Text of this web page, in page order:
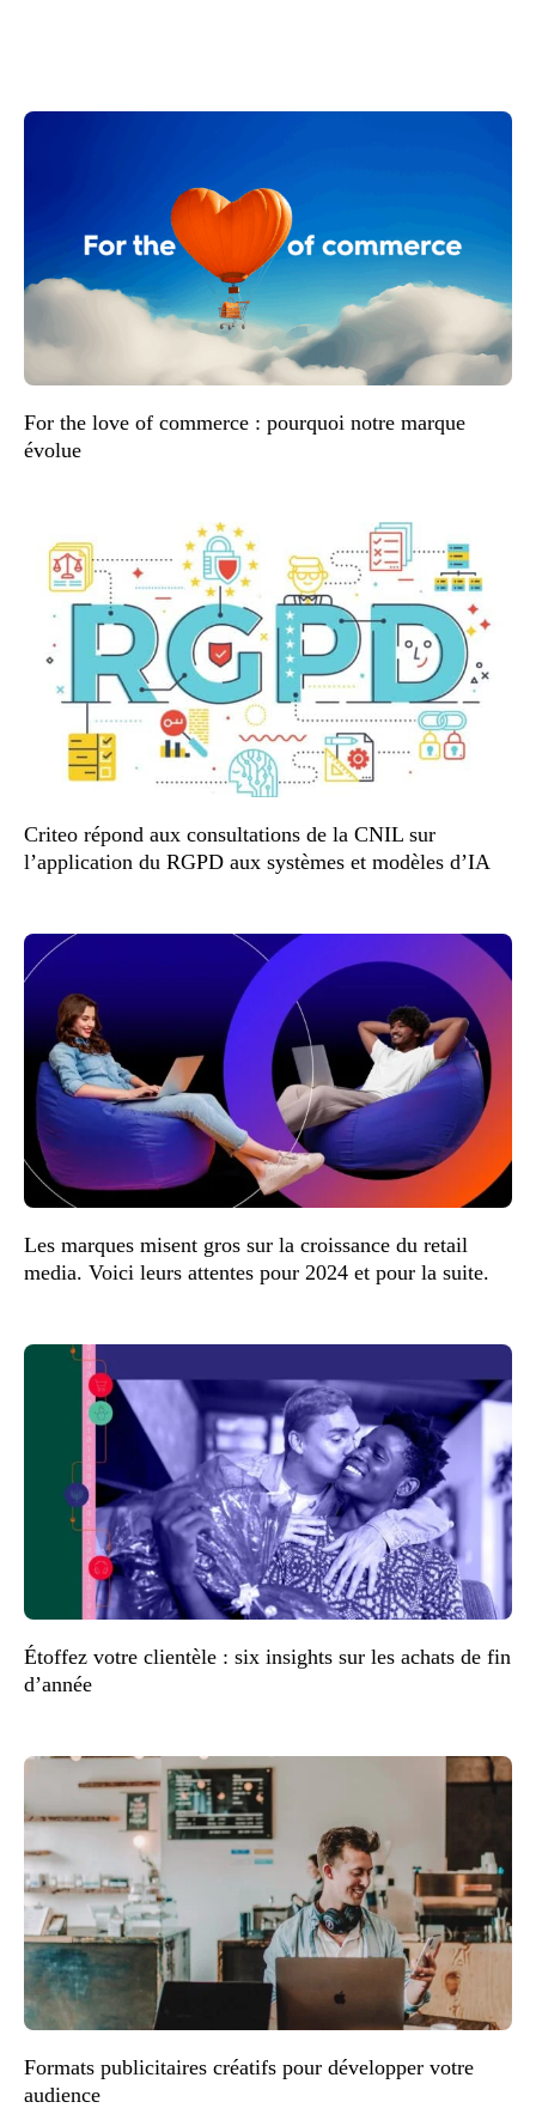
For the love of commerce : pourquoi notre marque
évolue
Criteo répond aux consultations de la CNIL sur
l’application du RGPD aux systèmes et modèles d’IA
Les marques misent gros sur la croissance du retail
media. Voici leurs attentes pour 2024 et pour la suite.
Étoffez votre clientèle : six insights sur les achats de fin
d’année
Formats publicitaires créatifs pour développer votre
audience